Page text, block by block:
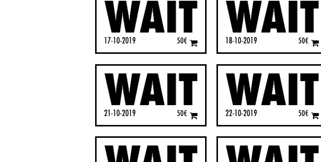
17-10-2019 50€ 18-10-2019 50€
21-10-2019 50€ 22-10-2019 50€